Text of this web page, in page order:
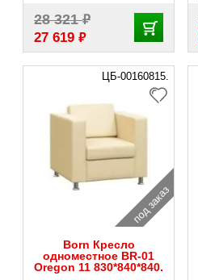
28 321₽
27 619 ₽
ЦБ-00160815.
под заказ
Born Кресло
одноместное BR-01
Oregon 11 830*840*840.